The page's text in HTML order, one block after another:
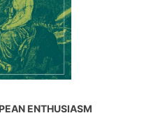
ENTHUSIASM